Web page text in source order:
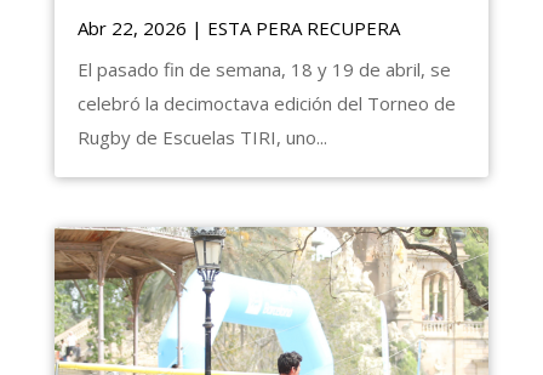
Abr 22, 2026 | ESTA PERA RECUPERA
El pasado fin de semana, 18 y 19 de abril, se
celebró la decimoctava edición del Torneo de
Rugby de Escuelas TIRI, uno...